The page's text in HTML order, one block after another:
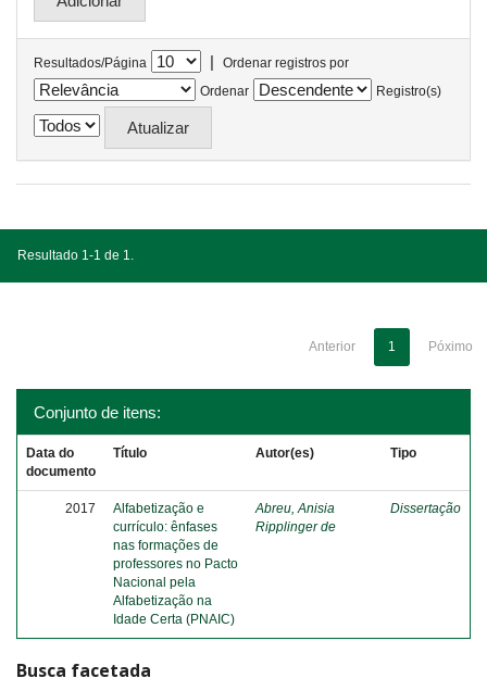
Resultados/Página |
Ordenar registros por
Ordenar
Registro(s)
Resultado 1-1 de 1.
Anterior 1 Póximo
Conjunto de itens:
Data do
documento
Título Autor(es) Tipo
2017
Alfabetização e
currículo: ênfases
nas formações de
professores no Pacto
Nacional pela
Alfabetização na
Idade Certa (PNAIC)
Abreu, Anisia
Ripplinger de
Dissertação
Busca facetada